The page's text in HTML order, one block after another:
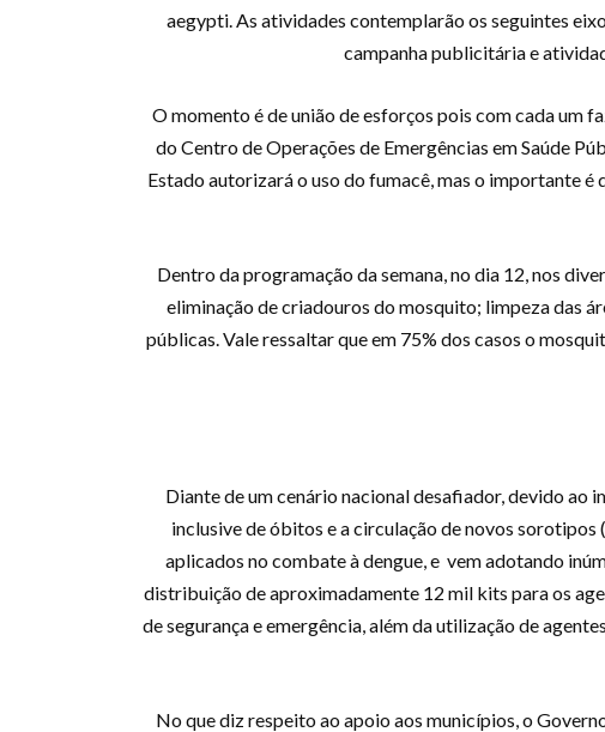
aegypti. As atividades contemplarão os seguintes
campanha publicitária e
O momento é de união de esforços pois com cada um
do Centro de Operações de Emergências em Saúde
Estado autorizará o uso do fumacê, mas o importante
Dentro da programação da semana, no dia 12, nos
eliminação de criadouros do mosquito; limpeza das
públicas. Vale ressaltar que em 75% dos casos o
Diante de um cenário nacional desafiador, devido ao
inclusive de óbitos e a circulação de novos
aplicados no combate à dengue, e vem adotando
distribuição de aproximadamente 12 mil kits para os
de segurança e emergência, além da utilização de
No que diz respeito ao apoio aos municípios, o